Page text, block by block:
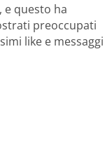
e questo ha
preoccupati
like e messaggi